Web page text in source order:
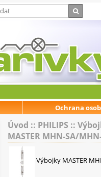
Ochrana
Úvod :: PHILIPS ::
MASTER MHN-SA/
Výbojky MASTER